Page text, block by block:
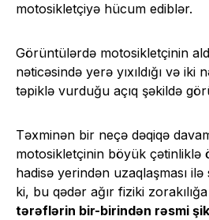
motosikletçiyə hücum ediblər.
Görüntülərdə motosikletçinin
nəticəsində yerə yıxıldığı və
təpiklə vurduğu açıq şəkildə
Təxminən bir neçə dəqiqə
motosikletçinin böyük çətinliklə
hadisə yerindən uzaqlaşması ilə
ki, bu qədər ağır fiziki
tərəflərin bir-birindən rəsmi